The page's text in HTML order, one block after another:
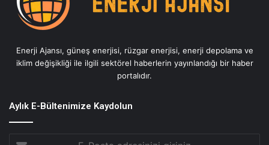
Enerji Ajansı, güneş enerjisi, rüzgar enerjisi, enerji depolama ve
iklim değişikliği ile ilgili sektörel haberlerin yayınlandığı bir haber
portalıdır.
Aylık E-Bültenimize Kaydolun